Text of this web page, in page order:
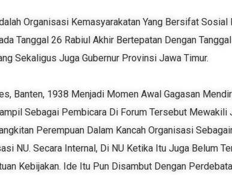
Organisasi Kemasyarakatan Yang Bersifat Sosial
Tanggal 26 Rabiul Akhir Bertepatan Dengan
Sekaligus Juga Gubernur Provinsi Jawa Timur.
Banten, 1938 Menjadi Momen Awal Gagasan
Sebagai Pembicara Di Forum Tersebut
Perempuan Dalam Kancah Organisasi
NU. Secara Internal, Di NU Ketika Itu Juga Belum
Kebijakan. Ide Itu Pun Disambut Dengan